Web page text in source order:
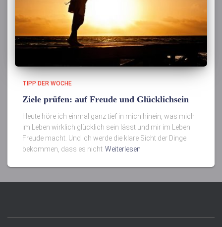
TIPP DER WOCHE
Ziele prüfen: auf Freude und Glücklichsein
Heute höre ich einmal ganz tief in mich hinein, was mich
im Leben wirklich glücklich sein lässt und mir im Leben
Freude macht. Und ich werde die klare Sicht der Dinge
bekommen, dass es nicht Weiterlesen